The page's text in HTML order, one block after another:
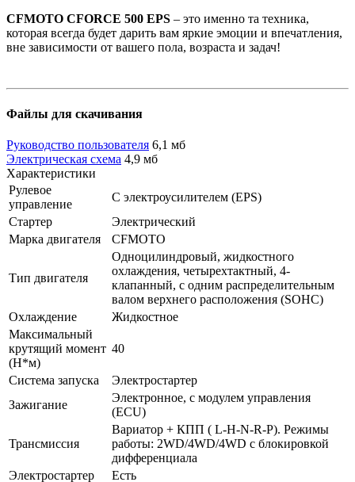
CFMOTO CFORCE 500 EPS – это именно та техника,
которая всегда будет дарить вам яркие эмоции и впечатления,
вне зависимости от вашего пола, возраста и задач!
Файлы для скачивания
Руководство пользователя 6,1 мб
Электрическая схема 4,9 мб
Характеристики
Рулевое
управление
С электроусилителем (EPS)
Стартер
Электрический
Марка двигателя
CFMOTO
Тип двигателя
Одноцилиндровый, жидкостного
охлаждения, четырехтактный, 4-
клапанный, с одним распределительным
валом верхнего расположения (SOHC)
Охлаждение
Жидкостное
Максимальный
крутящий момент
(Н*м)
40
Система запуска
Электростартер
Зажигание
Электронное, с модулем управления
(ECU)
Трансмиссия
Вариатор + КПП ( L-H-N-R-P). Режимы
работы: 2WD/4WD/4WD с блокировкой
дифференциала
Электростартер
Есть